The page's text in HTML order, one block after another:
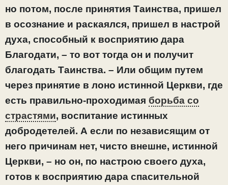
но потом, после принятия Таинства, пришел
в осознание и раскаялся, пришел в настрой
духа, способный к восприятию дара
Благодати, – то вот тогда он и получит
благодать Таинства. – Или общим путем
через принятие в лоно истинной Церкви, где
есть правильно-проходимая борьба со
страстями, воспитание истинных
добродетелей. А если по независящим от
него причинам нет, чисто внешне, истинной
Церкви, – но он, по настрою своего духа,
готов к восприятию дара спасительной